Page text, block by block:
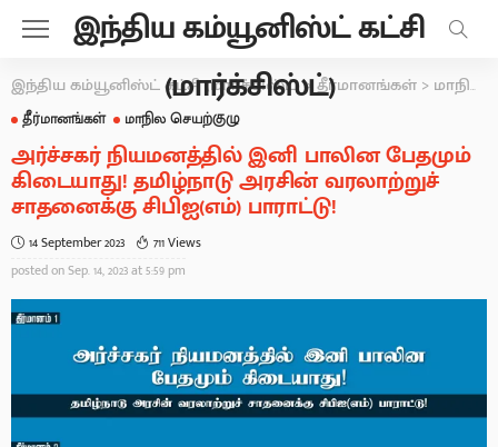
இந்திய கம்யூனிஸ்ட் கட்சி
(மார்க்சிஸ்ட்)
இந்திய கம்யூனிஸ்ட் கட்சி (மார்க்சிஸ்ட்)>தீர்மானங்கள் > மாநில செயற்குழு
தீர்மானங்கள் மாநில செயற்குழு
அர்ச்சகர் நியமனத்தில் இனி பாலின பேதமும்
கிடையாது! தமிழ்நாடு அரசின் வரலாற்றுச்
சாதனைக்கு சிபிஐ(எம்) பாராட்டு!
14 September 2023
711 Views
posted onSep. 14, 2023 at 5:59 pm